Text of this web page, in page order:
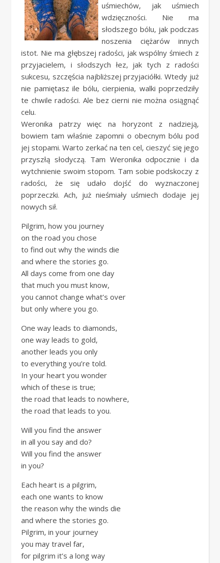
uśmiechów, jak uśmiech
wdzięczności. Nie ma
słodszego bólu, jak podczas
noszenia ciężarów innych
istot. Nie ma głębszej radości, jak wspólny śmiech z
przyjacielem, i słodszych łez, jak tych z radości
sukcesu, szczęścia najbliższej przyjaciółki. Wtedy już
nie pamiętasz ile bólu, cierpienia, walki poprzedziły
te chwile radości. Ale bez cierni nie można osiągnąć
celu.
Weronika patrzy więc na horyzont z nadzieją,
bowiem tam właśnie zapomni o obecnym bólu pod
jej stopami. Warto zerkać na ten cel, cieszyć się jego
przyszłą słodyczą. Tam Weronika odpocznie i da
wytchnienie swoim stopom. Tam sobie podskoczy z
radości, że się udało dojść do wyznaczonej
poprzeczki. Ach, już nieśmiały uśmiech dodaje jej
nowych sił.
Pilgrim, how you journey
on the road you chose
to find out why the winds die
and where the stories go.
All days come from one day
that much you must know,
you cannot change what’s over
but only where you go.
One way leads to diamonds,
one way leads to gold,
another leads you only
to everything you’re told.
In your heart you wonder
which of these is true;
the road that leads to nowhere,
the road that leads to you.
Will you find the answer
in all you say and do?
Will you find the answer
in you?
Each heart is a pilgrim,
each one wants to know
the reason why the winds die
and where the stories go.
Pilgrim, in your journey
you may travel far,
for pilgrim it’s a long way